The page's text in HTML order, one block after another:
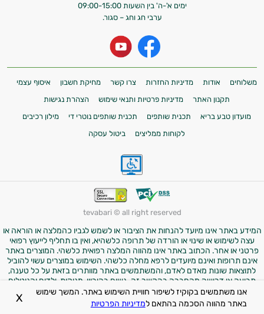
ימים א'-ה' בין השעות 09:00-15:00
ערבי חג וחג – סגור.
משלוחים אודות מדיניות החזרות צרו קשר מחיקת חשבון
איסוף עצמי
תקנון האתר
מדיניות פרטיות ותנאי שימוש
הצהרת נגישות
מועדון טבע בריא
תכנית שותפים תכנית שותפים נוטרי די
מילון רכיבים
לקוחות ממליצים
ביטול עסקה
tevabari © all right reserved
המידע באתר אינו מיועד להנחות את הציבור או לשמש לגביו כהמלצה או הוראה או
עצה לשימוש או שינוי או הורדה של תרופה כלשהיא, ואין בו תחליף לייעוץ רפואי
פרטני או אחר. הכתוב באתר אינו מהווה המלצה רפואית כלשהי. המוצרים באתר
אינם תרופות ואינם מיועדים לרפא מחלה כלשהי. השימוש במוצרים עשוי להוביל
לתוצאות שונות מאדם לאדם, והמשתמשים באתר מוותרים בזאת על כל טענה,
תביעה או דרישה מהחברה בהקשר זה. נשים בהיריון, מניקות, ילדים והנוטלים
תרופות מרשם – יש להיוועץ ברופא לפני השימוש במוצרים. התמונות באתר הן
להמחשה בלבד.
אנו משתמשים בקוקיז לשיפור חוויית השימוש באתר. המשך שימוש
באתר מהווה הסכמה בהתאם למדיניות הפרטיות X